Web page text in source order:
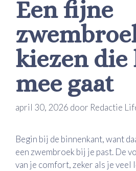
Een fijne
kiezen die
mee gaat
april 30, 2026 door Redactie
Begin bij de binnenkant, want
een zwembroek bij je past. De
van je comfort, zeker als je